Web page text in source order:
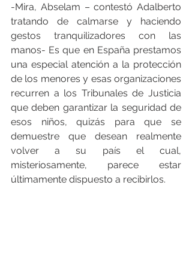
-Mira, Abselam – contestó Adalberto
tratando de calmarse y haciendo
gestos tranquilizadores con las
manos- Es que en España prestamos
una especial atención a la protección
de los menores y esas organizaciones
recurren a los Tribunales de Justicia
que deben garantizar la seguridad de
esos niños, quizás para que se
demuestre que desean realmente
volver a su país el cual,
misteriosamente, parece estar
últimamente dispuesto a recibirlos.